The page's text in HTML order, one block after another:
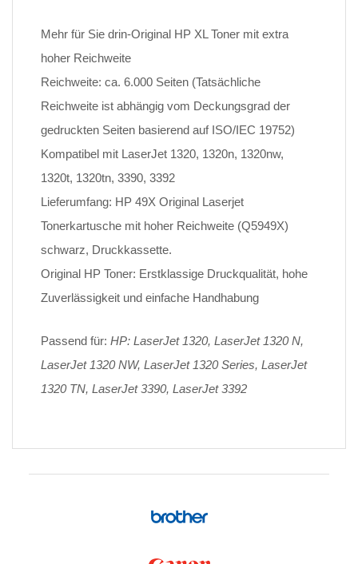
Mehr für Sie drin-Original HP XL Toner mit extra
hoher Reichweite
Reichweite: ca. 6.000 Seiten (Tatsächliche
Reichweite ist abhängig vom Deckungsgrad der
gedruckten Seiten basierend auf ISO/IEC 19752)
Kompatibel mit LaserJet 1320, 1320n, 1320nw,
1320t, 1320tn, 3390, 3392
Lieferumfang: HP 49X Original Laserjet
Tonerkartusche mit hoher Reichweite (Q5949X)
schwarz, Druckkassette.
Original HP Toner: Erstklassige Druckqualität, hohe
Zuverlässigkeit und einfache Handhabung
Passend für: HP: LaserJet 1320, LaserJet 1320 N,
LaserJet 1320 NW, LaserJet 1320 Series, LaserJet
1320 TN, LaserJet 3390, LaserJet 3392